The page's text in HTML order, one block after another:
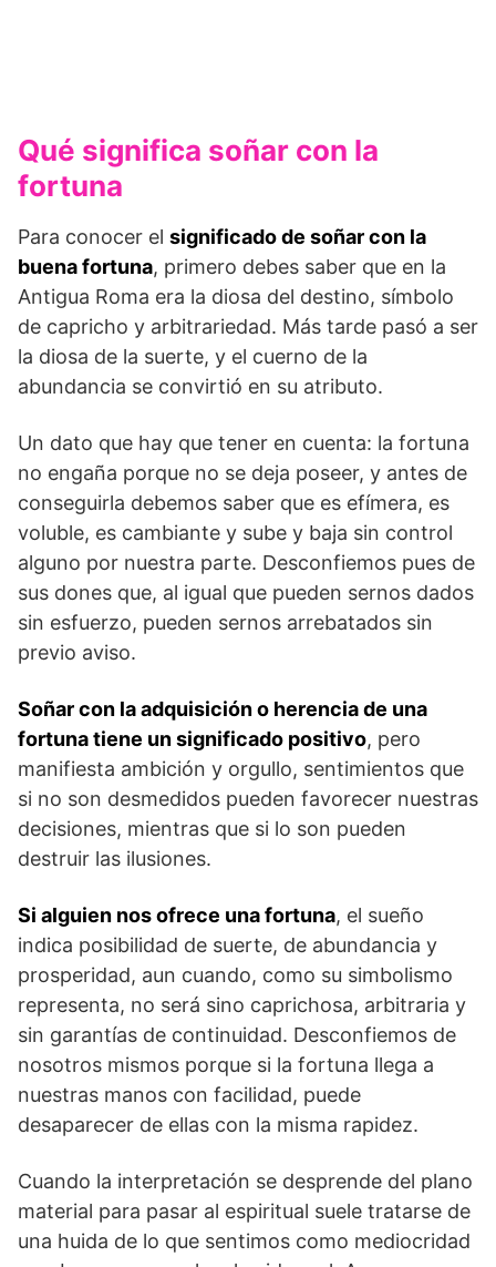
Qué significa soñar con la
fortuna
Para conocer el significado de soñar con la
buena fortuna, primero debes saber que en la
Antigua Roma era la diosa del destino, símbolo
de capricho y arbitrariedad. Más tarde pasó a ser
la diosa de la suerte, y el cuerno de la
abundancia se convirtió en su atributo.
Un dato que hay que tener en cuenta: la fortuna
no engaña porque no se deja po­seer, y antes de
conseguirla debemos saber que es efímera, es
voluble, es cambiante y sube y baja sin control
alguno por nuestra parte. Desconfiemos pues de
sus dones que, al igual que pueden sernos dados
sin esfuerzo, pueden sernos arrebatados sin
previo aviso.
Soñar con la adquisición o herencia de una
fortuna tiene un significado positivo, pero
manifiesta ambición y orgullo, sentimientos que
si no son desmedidos pueden favorecer nuestras
decisiones, mientras que si lo son pueden
destruir las ilusiones.
Si alguien nos ofrece una fortuna, el sueño
indica posibilidad de suerte, de abundan­cia y
prosperidad, aun cuando, como su simbolismo
representa, no será sino capricho­sa, arbitraria y
sin garantías de continuidad. Desconfiemos de
nosotros mismos porque si la fortuna llega a
nuestras manos con facilidad, puede
desaparecer de ellas con la mis­ma rapidez.
Cuando la interpretación se desprende del plano
material para pasar al espiritual sue­le tratarse de
una huida de lo que sentimos como mediocridad